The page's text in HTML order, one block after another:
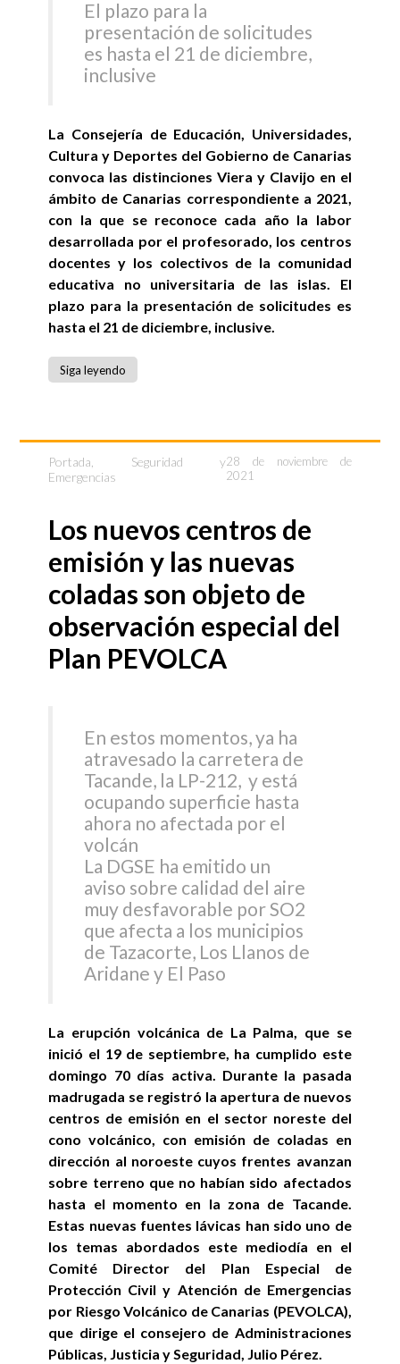
El plazo para la
presentación de solicitudes
es hasta el 21 de diciembre,
inclusive
La Consejería de Educación, Universidades,
Cultura y Deportes del Gobierno de Canarias
convoca las distinciones Viera y Clavijo en el
ámbito de Canarias correspondiente a 2021,
con la que se reconoce cada año la labor
desarrollada por el profesorado, los centros
docentes y los colectivos de la comunidad
educativa no universitaria de las islas. El
plazo para la presentación de solicitudes es
hasta el 21 de diciembre, inclusive.
Siga leyendo
Portada
Seguridad y
Emergencias
28 de noviembre de
2021
Los nuevos centros de
emisión y las nuevas
coladas son objeto de
observación especial del
Plan PEVOLCA
En estos momentos, ya ha
atravesado la carretera de
Tacande, la LP-212, y está
ocupando superficie hasta
ahora no afectada por el
volcán
La DGSE ha emitido un
aviso sobre calidad del aire
muy desfavorable por SO2
que afecta a los municipios
de Tazacorte, Los Llanos de
Aridane y El Paso
La erupción volcánica de La Palma, que se
inició el 19 de septiembre, ha cumplido este
domingo 70 días activa. Durante la pasada
madrugada se registró la apertura de nuevos
centros de emisión en el sector noreste del
cono volcánico, con emisión de coladas en
dirección al noroeste cuyos frentes avanzan
sobre terreno que no habían sido afectados
hasta el momento en la zona de Tacande.
Estas nuevas fuentes lávicas han sido uno de
los temas abordados este mediodía en el
Comité Director del Plan Especial de
Protección Civil y Atención de Emergencias
por Riesgo Volcánico de Canarias (PEVOLCA),
que dirige el consejero de Administraciones
Públicas, Justicia y Seguridad, Julio Pérez.